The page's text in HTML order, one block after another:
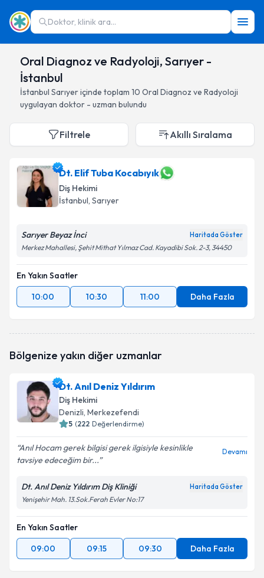
Doktor, klinik ara...
Oral Diagnoz ve Radyoloji, Sarıyer -
İstanbul
İstanbul Sarıyeriçinde toplam 10 Oral Diagnoz ve Radyoloji
uygulayan doktor - uzman bulundu
Filtrele Akıllı Sıralama
Dt. Elif Tuba Kocabıyık
Diş Hekimi
İstanbul, Sarıyer
Sarıyer Beyaz İnci Haritada Göster
Merkez Mahallesi, Şehit Mithat Yılmaz Cad. Kayadibi Sok. 2-3, 34450
En Yakın Saatler
10:00
10:30 11:00 Daha Fazla
Bölgenize yakın diğer uzmanlar
Dt. Anıl Deniz Yıldırım
Diş Hekimi
Denizli, Merkezefendi
5 (222 Değerlendirme)
Anıl Hocam gerek bilgisi gerek ilgisiyle kesinlikle
tavsiye edeceğim bir...
Devamı
Dt. Anıl Deniz Yıldırım Diş Kliniği Haritada Göster
Yenişehir Mah. 13.Sok.Ferah Evler No:17
En Yakın Saatler
09:00
09:15 09:30 Daha Fazla